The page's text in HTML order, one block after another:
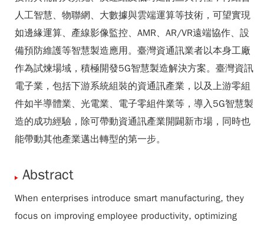
人工智慧、物聯網、大數據與雲端運算等技術，可望實現
如邊緣運算、產線影像監控、AMR、AR/VR遠端協作、設
備預防維護等智慧製造應用。臺灣資通訊業者以本身工廠
作為試煉場域，積極開發5G智慧製造解決方案。臺灣資訊
電子業，包括下游系統組裝的資通訊產業，以及上游零組
件如半導體業、光電業、電子零組件業等，導入5G智慧製
造的成功經驗，除可帶動資通訊產業開闢新市場，同時也
能帶動其他產業邁出轉型的第一步。
Abstract
When enterprises introduce smart manufacturing, they
focus on improving employee productivity, optimizing